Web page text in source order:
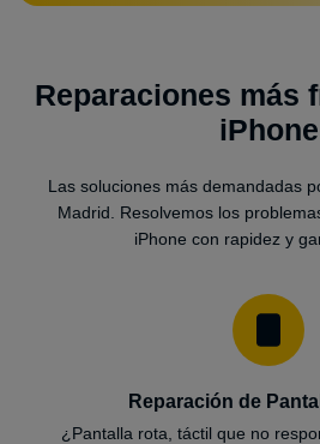
Reparaciones más
iPhone
Las soluciones más demandadas
Madrid. Resolvemos los
iPhone con rapidez y
Reparación de
¿Pantalla rota, táctil que no